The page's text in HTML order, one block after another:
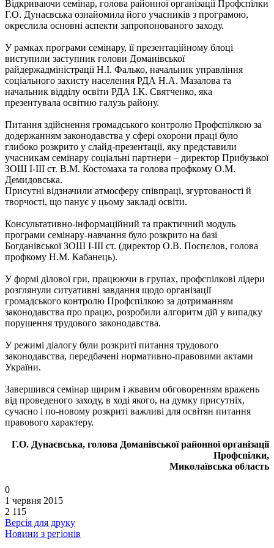
Відкриваючи семінар, голова районної організації Профспілки
Г.О. Дунаєвська ознайомила його учасників з програмою,
окреслила основні аспекти запропонованого заходу.
У рамках програми семінару, її презентаційному блоці
виступили заступник голови Доманівської
райдержадміністрації Н.І. Фалько, начальник управління
соціального захисту населення РДА Н.А. Мазалова та
начальник відділу освіти РДА І.К. Святченко, яка
презентувала освітню галузь району.
Питання здійснення громадського контролю Профспілкою за
додержанням законодавства у сфері охорони праці було
глибоко розкрито у слайд-презентації, яку представили
учасникам семінару соціальні партнери – директор Прибузької
ЗОШ І-ІІІ ст. В.М. Костомаха та голова профкому О.М.
Демидовська.
Присутні відзначили атмосферу співпраці, згуртованості й
творчості, що панує у цьому закладі освіти.
Консультативно-інформаційний та практичний модуль
програми семінару-навчання було розкрито на базі
Богданівської ЗОШ І-ІІІ ст. (директор О.В. Поспєлов, голова
профкому Н.М. Кабанець).
У формі ділової гри, працюючи в групах, профспілкові лідери
розглянули ситуативні завдання щодо організації
громадського контролю Профспілкою за дотриманням
законодавства про працю, розробили алгоритм дій у випадку
порушення трудового законодавства.
У режимі діалогу були розкриті питання трудового
законодавства, передбачені нормативно-правовими актами
України.
Завершився семінар щирим і жвавим обговоренням вражень
від проведеного заходу, в ході якого, на думку присутніх,
сучасно і по-новому розкриті важливі для освітян питання
правового характеру.
Г.О. Дунаєвська, голова Доманівської районної організації
Профспілки,
Миколаївська область
0
1 червня 2015
2 115
Версія для друку
Новини з регіонів